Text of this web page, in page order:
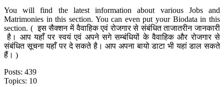
You will find the latest information about various Jobs and
Matrimonies in this section. You can even put your Biodata in this
section. ( इस सैक्शन में वैवाहिक एवं रोजगार से संबंधित ताजातरीन जानकारी
है। आप यहाँ पर स्वयं एवं अपने सगे सम्बंधियों के वैवाहिक और रोजगार से
संबंधित सूचना यहाँ पर दे सकते है। आप अपना बायो डाटा भी यहां डाल सकते
हैं। )
Posts: 439
Topics: 10